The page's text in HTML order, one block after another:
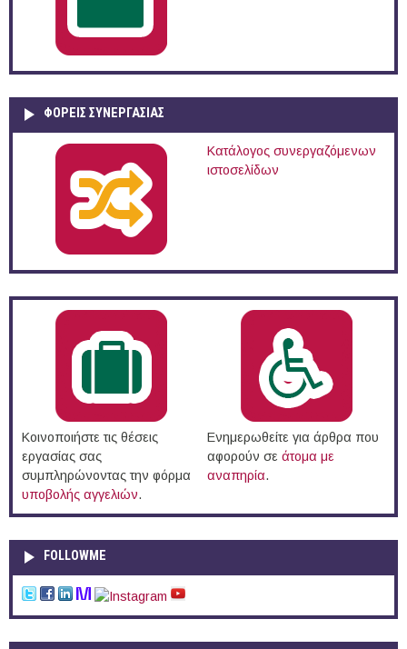
ΦΟΡΕΙΣ ΣΥΝΕΡΓΑΣΙΑΣ
Κατάλογος συνεργαζόμενων
ιστοσελίδων
Κοινοποιήστε τις θέσεις
εργασίας σας
συμπληρώνοντας την φόρμα
υποβολής αγγελιών.
Ενημερωθείτε για άρθρα που
αφορούν σε άτομα με
αναπηρία.
FOLLOWME